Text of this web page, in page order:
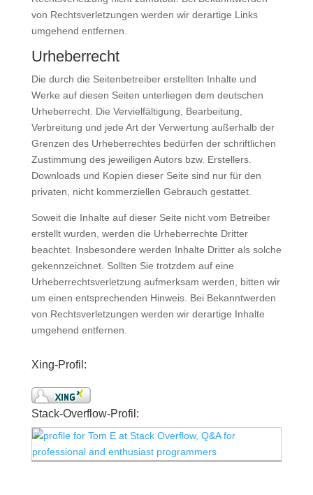
von Rechtsverletzungen werden wir derartige Links
umgehend entfernen.
Urheberrecht
Die durch die Seitenbetreiber erstellten Inhalte und
Werke auf diesen Seiten unterliegen dem deutschen
Urheberrecht. Die Vervielfältigung, Bearbeitung,
Verbreitung und jede Art der Verwertung außerhalb der
Grenzen des Urheberrechtes bedürfen der schriftlichen
Zustimmung des jeweiligen Autors bzw. Erstellers.
Downloads und Kopien dieser Seite sind nur für den
privaten, nicht kommerziellen Gebrauch gestattet.
Soweit die Inhalte auf dieser Seite nicht vom Betreiber
erstellt wurden, werden die Urheberrechte Dritter
beachtet. Insbesondere werden Inhalte Dritter als solche
gekennzeichnet. Sollten Sie trotzdem auf eine
Urheberrechtsverletzung aufmerksam werden, bitten wir
um einen entsprechenden Hinweis. Bei Bekanntwerden
von Rechtsverletzungen werden wir derartige Inhalte
umgehend entfernen.
Xing-Profil:
Stack-Overflow-Profil: